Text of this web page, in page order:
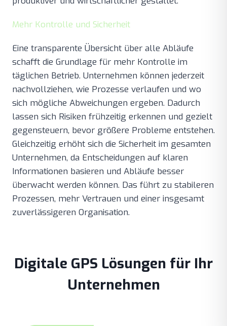
Mehr Kontrolle und Sicherheit
Eine transparente Übersicht über alle Abläufe
schafft die Grundlage für mehr Kontrolle im
täglichen Betrieb. Unternehmen können jederzeit
nachvollziehen, wie Prozesse verlaufen und wo
sich mögliche Abweichungen ergeben. Dadurch
lassen sich Risiken frühzeitig erkennen und gezielt
gegensteuern, bevor größere Probleme entstehen.
Gleichzeitig erhöht sich die Sicherheit im gesamten
Unternehmen, da Entscheidungen auf klaren
Informationen basieren und Abläufe besser
überwacht werden können. Das führt zu stabileren
Prozessen, mehr Vertrauen und einer insgesamt
zuverlässigeren Organisation.
Digitale GPS Lösungen für Ihr
Unternehmen